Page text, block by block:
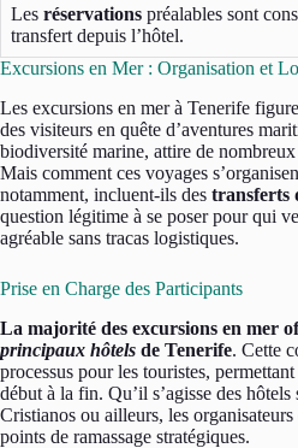
Les réservations préalables sont
transfert depuis l’hôtel.
Excursions en Mer : Organisation et
Les excursions en mer à Tenerife
des visiteurs en quête d’aventures
biodiversité marine, attire de nombreux
Mais comment ces voyages
notamment, incluent-ils des transferts
question légitime à se poser pour qui
agréable sans tracas logistiques.
Prise en Charge des Participants
La majorité des excursions en mer
principaux hôtels de Tenerife. Cette
processus pour les touristes,
début à la fin. Qu’il s’agisse des
Cristianos ou ailleurs, les
points de ramassage stratégiques.